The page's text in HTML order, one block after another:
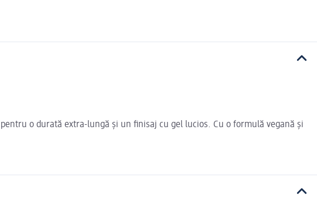
o durată extra-lungă și un finisaj cu gel lucios. Cu o formulă vegană și